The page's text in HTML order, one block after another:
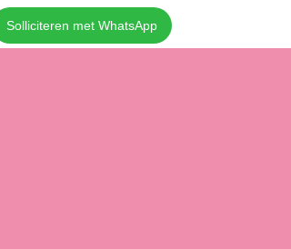
Solliciteren met WhatsApp